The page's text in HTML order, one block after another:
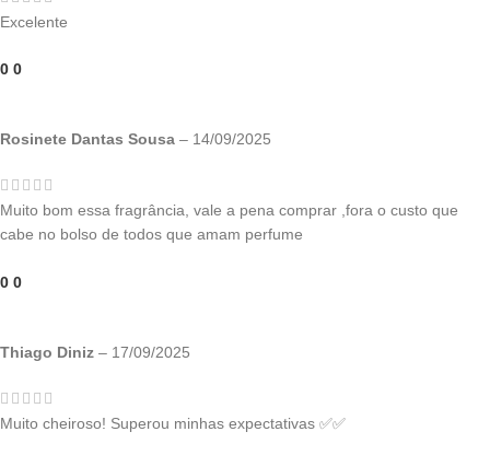
Excelente
0 0
Rosinete Dantas Sousa – 14/09/2025
Muito bom essa fragrância, vale a pena comprar ,fora o custo que
cabe no bolso de todos que amam perfume
0 0
Thiago Diniz – 17/09/2025
Muito cheiroso! Superou minhas expectativas ✅✅